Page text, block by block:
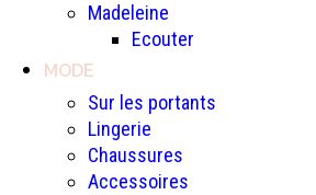
Madeleine
Ecouter
MODE
Sur les portants
Lingerie
Chaussures
Accessoires